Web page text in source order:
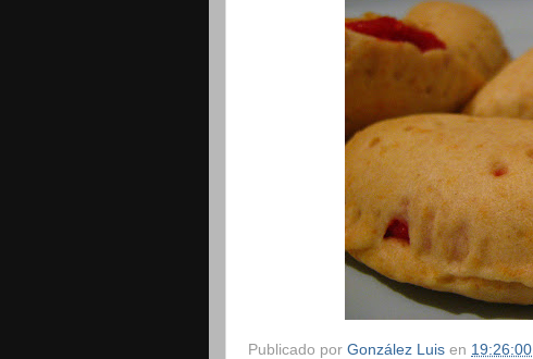
Publicado por González Luis en 19:26:00